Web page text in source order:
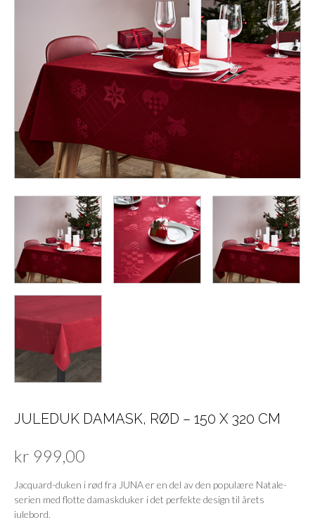
JULEDUK DAMASK, RØD – 150 X 320 CM
kr 999,00
Jacquard-duken i rød fra JUNA er en del av den populære Natale-
serien med flotte damaskduker i det perfekte design til årets
julebord.